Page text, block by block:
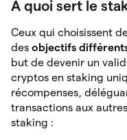
A quoi sert le
Ceux qui choisissent
des objectifs
but de devenir un
cryptos en staking
récompenses,
transactions aux
staking :